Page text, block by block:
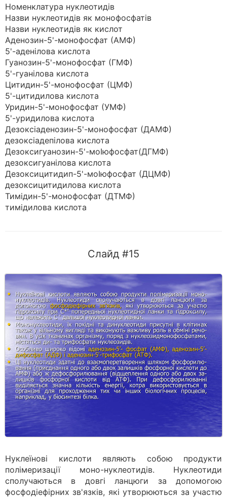
Номенклатура нуклеотидів
Назви нуклеотидів як монофосфатів
Назви нуклеотидів як кислот
Аденозин-5'-монофосфат (АМФ)
5'-аденілова кислота
Гуанозин-5'-монофосфат (ГМФ)
5'-гуанілова кислота
Цитидин-5'-монофосфат (ЦМФ)
5'-цитидилова кислота
Уридин-5'-монофосфат (УМФ)
5'-уридилова кислота
Дезоксіаденозин-5'-монофосфат (ДАМФ)
дезоксіадепілова кислота
Дезоксигуанозин-5'-моІюфосфат(ДГМФ)
дезоксигуанілова кислота
Дезоксицитидип-5'-моІюфосфат (ДЦМФ)
дезоксицитидилова кислота
Тимідин-5'-монофосфат (ДТМФ)
тимідилова кислота
Слайд #15
Нуклеїнові кислоти являють собою продукти
полімеризації моно-нуклеотидів. Нуклеотиди
сполучаються в довгі ланцюги за допомогою
фосфодіефірних зв'язків, які утворюються за участю